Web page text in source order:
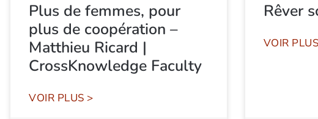
Plus de femmes, pour
plus de coopération –
Matthieu Ricard |
CrossKnowledge Faculty
VOIR PLUS >
Rêver
VOIR